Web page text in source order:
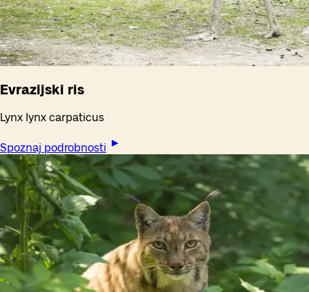
Evrazijski ris
Lynx lynx carpaticus
Spoznaj podrobnosti